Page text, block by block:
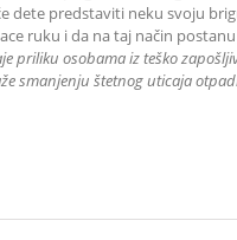
dete predstaviti neku svoju
ruku i da na taj način
priliku osobama iz teško
smanjenju štetnog uticaja